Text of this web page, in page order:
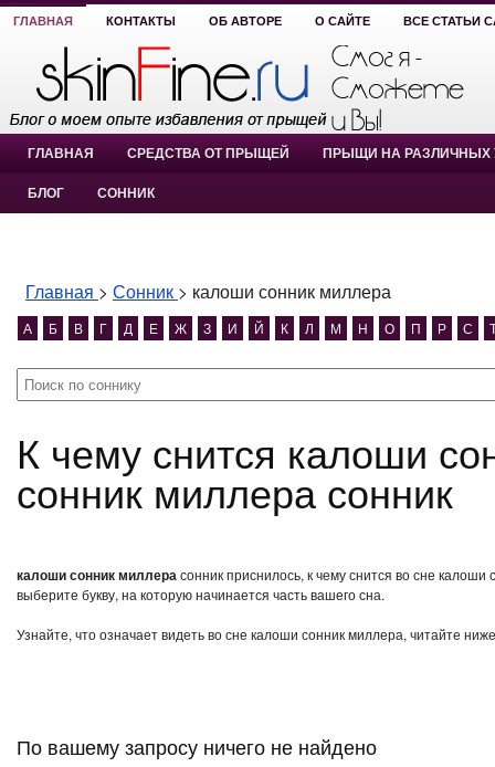
ГЛАВНАЯ КОНТАКТЫ ОБ АВТОРЕ О САЙТЕ ВСЕ СТАТЬИ
ГЛАВНАЯ СРЕДСТВА ОТ ПРЫЩЕЙ ПРЫЩИ НА РАЗЛИЧНЫХ
БЛОГ СОННИК
Главная > Сонник > калоши сонник миллера
А Б В Г Д Е Ж З И Й К Л М Н О П Р С
К чему снится калоши сонник миллера? калоши
сонник миллера сонник
калоши сонник миллерасонник приснилось, к чему снится во сне
выберите букву, на которую начинается часть вашего сна.
Узнайте, что означает видеть во сне калоши сонник миллера, читайте
По вашему запросу ничего не найдено